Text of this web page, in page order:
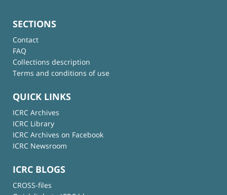
SECTIONS
Contact
FAQ
Collections description
Terms and conditions of use
QUICK LINKS
ICRC Archives
ICRC Library
ICRC Archives on Facebook
ICRC Newsroom
ICRC BLOGS
CROSS-files